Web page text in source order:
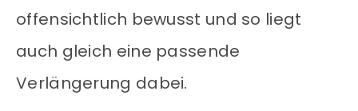
offensichtlich bewusst und so liegt
auch gleich eine passende
Verlängerung dabei.